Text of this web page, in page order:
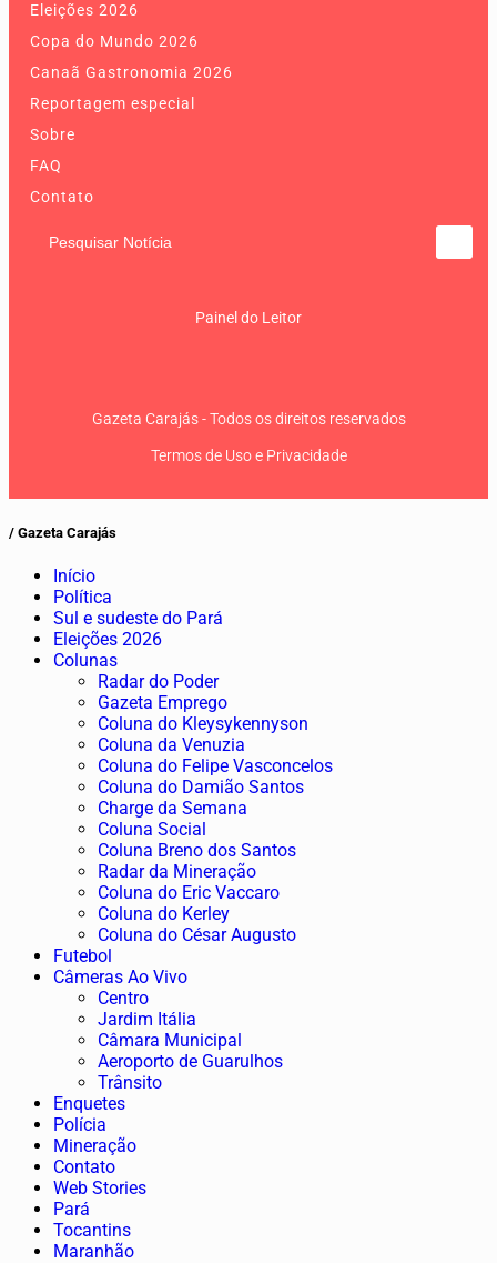
Eleições 2026
Copa do Mundo 2026
Canaã Gastronomia 2026
Reportagem especial
Sobre
FAQ
Contato
Pesquisar Notícia
Painel do Leitor
Gazeta Carajás - Todos os direitos reservados
Termos de Uso e Privacidade
/ Gazeta Carajás
Início
Política
Sul e sudeste do Pará
Eleições 2026
Colunas
Radar do Poder
Gazeta Emprego
Coluna do Kleysykennyson
Coluna da Venuzia
Coluna do Felipe Vasconcelos
Coluna do Damião Santos
Charge da Semana
Coluna Social
Coluna Breno dos Santos
Radar da Mineração
Coluna do Eric Vaccaro
Coluna do Kerley
Coluna do César Augusto
Futebol
Câmeras Ao Vivo
Centro
Jardim Itália
Câmara Municipal
Aeroporto de Guarulhos
Trânsito
Enquetes
Polícia
Mineração
Contato
Web Stories
Pará
Tocantins
Maranhão